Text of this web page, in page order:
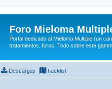
Foro Mieloma
Portal dedicado al Mieloma Multiple (un
tratamientos, foros. Todo sobre esta
Descargas hacklist